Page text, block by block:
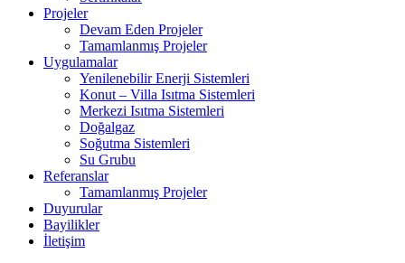
Projeler
Devam Eden Projeler
Tamamlanmış Projeler
Uygulamalar
Yenilenebilir Enerji Sistemleri
Konut – Villa Isıtma Sistemleri
Merkezi Isıtma Sistemleri
Doğalgaz
Soğutma Sistemleri
Su Grubu
Referanslar
Tamamlanmış Projeler
Duyurular
Bayilikler
İletişim